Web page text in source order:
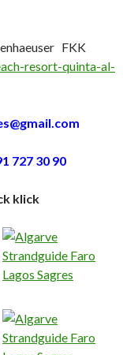
FKK
resort-quinta-al-
727 30 90
klick